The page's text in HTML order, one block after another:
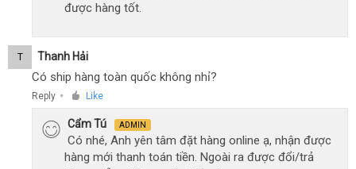
được hàng tốt.
T Thanh Hải
Có ship hàng toàn quốc không nhỉ?
Reply ● Like
Cẩm Tú ADMIN
Có nhé, Anh yên tâm đặt hàng online ạ, nhận được
hàng mới thanh toán tiền. Ngoài ra được đổi/trả